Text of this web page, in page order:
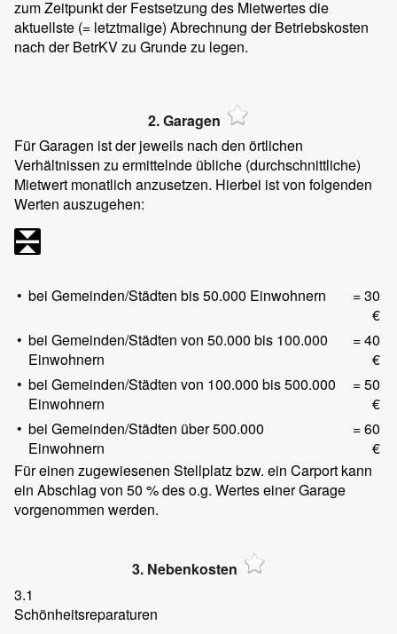
zum Zeitpunkt der Festsetzung des Mietwertes die
aktuellste (= letztmalige) Abrechnung der Betriebskosten
nach der BetrKV zu Grunde zu legen.
2. Garagen
Für Garagen ist der jeweils nach den örtlichen
Verhältnissen zu ermittelnde übliche (durchschnittliche)
Mietwert monatlich anzusetzen. Hierbei ist von folgenden
Werten auszugehen:
• bei Gemeinden/Städten bis 50.000 Einwohnern
= 30
€
• bei Gemeinden/Städten von 50.000 bis 100.000
Einwohnern
= 40
€
• bei Gemeinden/Städten von 100.000 bis 500.000
Einwohnern
= 50
€
• bei Gemeinden/Städten über 500.000
Einwohnern
= 60
€
Für einen zugewiesenen Stellplatz bzw. ein Carport kann
ein Abschlag von 50 % des o.g. Wertes einer Garage
vorgenommen werden.
3. Nebenkosten
3.1
Schönheitsreparaturen